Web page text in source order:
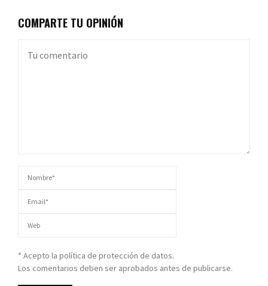
COMPARTE TU OPINIÓN
* Acepto la política de protección de datos.
Los comentarios deben ser aprobados antes de publicarse.